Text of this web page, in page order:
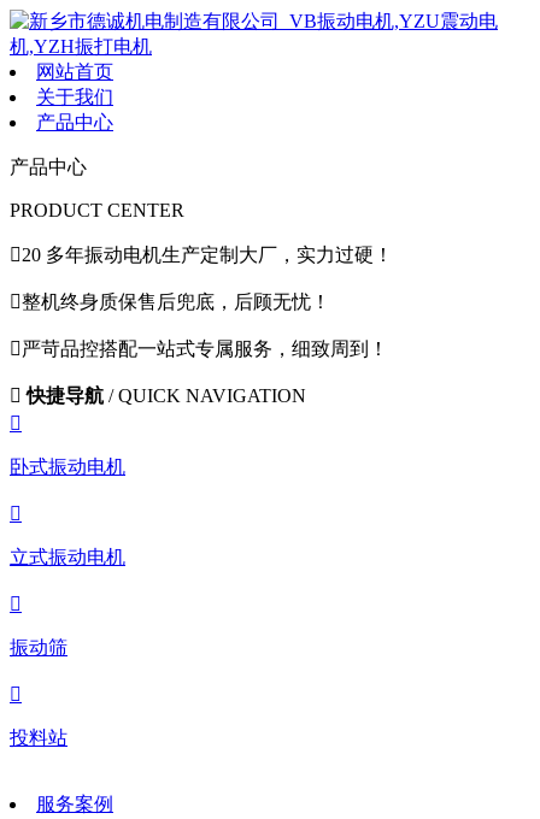
网站首页
关于我们
产品中心
产品中心
PRODUCT CENTER
20 多年振动电机生产定制大厂，实力过硬！
整机终身质保售后兜底，后顾无忧！
严苛品控搭配一站式专属服务，细致周到！
 快捷导航 / QUICK NAVIGATION

卧式振动电机

立式振动电机

振动筛

投料站
服务案例